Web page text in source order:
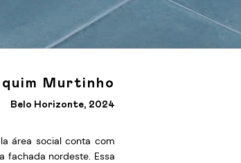
Murtinho
Belo Horizonte, 2024
área social conta com
fachada nordeste. Essa